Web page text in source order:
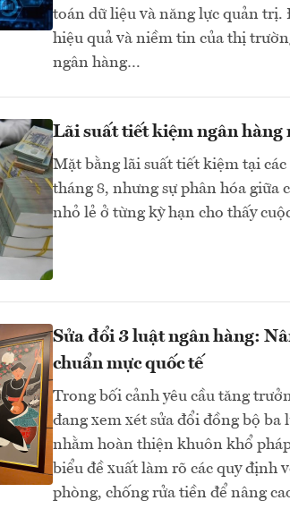
toán dữ liệu và năng lực quản trị.
hiệu quả và niềm tin của thị
ngân hàng…
Lãi suất tiết kiệm ngân
Mặt bằng lãi suất tiết kiệm tại
tháng 8, nhưng sự phân hóa giữa
nhỏ lẻ ở từng kỳ hạn cho thấy
Sửa đổi 3 luật ngân hàng:
chuẩn mực quốc tế
Trong bối cảnh yêu cầu tăng
đang xem xét sửa đổi đồng bộ
nhằm hoàn thiện khuôn khổ
biểu đề xuất làm rõ các quy định
phòng, chống rửa tiền để nâng